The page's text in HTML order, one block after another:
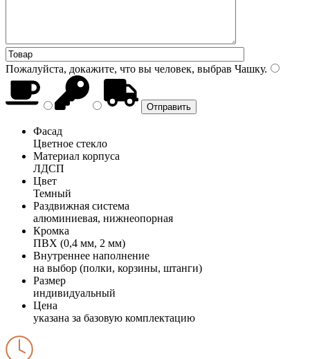
Пожалуйста, докажите, что вы человек, выбрав Чашку.
Фасад
Цветное стекло
Материал корпуса
ЛДСП
Цвет
Темный
Раздвижная система
алюминиевая, нижнеопорная
Кромка
ПВХ (0,4 мм, 2 мм)
Внутреннее наполнение
на выбор (полки, корзины, штанги)
Размер
индивидуальный
Цена
указана за базовую комплектацию